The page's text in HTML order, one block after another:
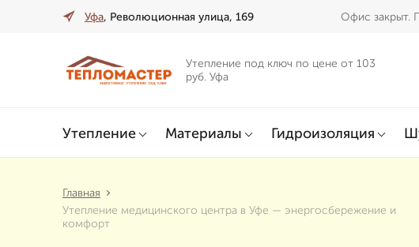
Уфа, Революционная улица, 169 Офис закрыт.
Утепление под ключ по цене от 103
руб. Уфа
Утепление Материалы Гидроизоляция
Главная
Утепление медицинского центра в Уфе — энергосбережение и
комфорт